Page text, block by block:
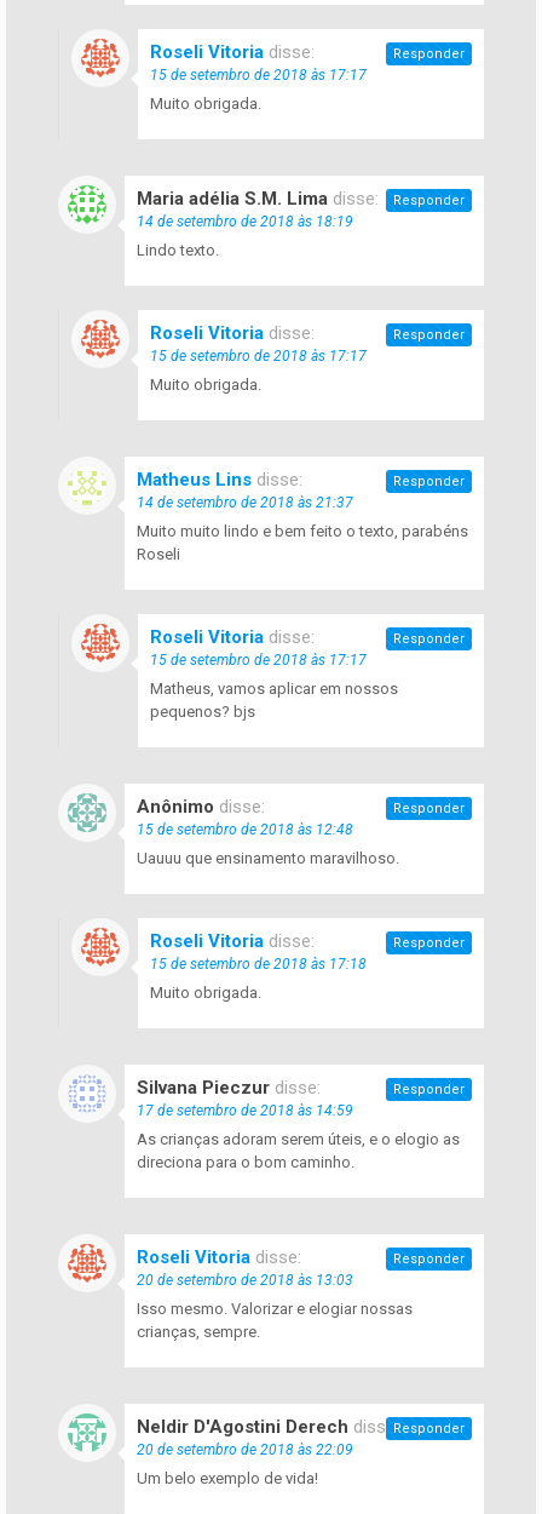
Roseli Vitoria disse:
15 de setembro de 2018 às 17:17
Muito obrigada.
Responder
Maria adélia S.M. Lima disse:
14 de setembro de 2018 às 18:19
Lindo texto.
Responder
Roseli Vitoria disse:
15 de setembro de 2018 às 17:17
Muito obrigada.
Responder
Matheus Lins disse:
14 de setembro de 2018 às 21:37
Muito muito lindo e bem feito o texto, parabéns
Roseli
Responder
Roseli Vitoria disse:
15 de setembro de 2018 às 17:17
Matheus, vamos aplicar em nossos
pequenos? bjs
Responder
Anônimo disse:
15 de setembro de 2018 às 12:48
Uauuu que ensinamento maravilhoso.
Responder
Roseli Vitoria disse:
15 de setembro de 2018 às 17:18
Muito obrigada.
Responder
Silvana Pieczur disse:
17 de setembro de 2018 às 14:59
As crianças adoram serem úteis, e o elogio as
direciona para o bom caminho.
Responder
Roseli Vitoria disse:
20 de setembro de 2018 às 13:03
Isso mesmo. Valorizar e elogiar nossas
crianças, sempre.
Responder
Neldir D'Agostini Derech disse:
20 de setembro de 2018 às 22:09
Um belo exemplo de vida!
Responder